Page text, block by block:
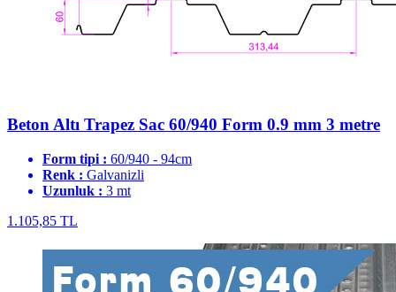
Beton Altı Trapez Sac 60/940 Form 0.9 mm 3 metre
Form tipi : 60/940 - 94cm
Renk : Galvanizli
Uzunluk : 3 mt
1.105,85 TL